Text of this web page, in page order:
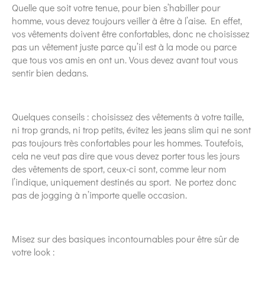
Quelle que soit votre tenue, pour bien s’habiller pour
homme, vous devez toujours veiller à être à l’aise. En effet,
vos vêtements doivent être confortables, donc ne choisissez
pas un vêtement juste parce qu’il est à la mode ou parce
que tous vos amis en ont un. Vous devez avant tout vous
sentir bien dedans.
Quelques conseils : choisissez des vêtements à votre taille,
ni trop grands, ni trop petits, évitez les jeans slim qui ne sont
pas toujours très confortables pour les hommes. Toutefois,
cela ne veut pas dire que vous devez porter tous les jours
des vêtements de sport, ceux-ci sont, comme leur nom
l’indique, uniquement destinés au sport. Ne portez donc
pas de jogging à n’importe quelle occasion.
Misez sur des basiques incontournables pour être sûr de
votre look :